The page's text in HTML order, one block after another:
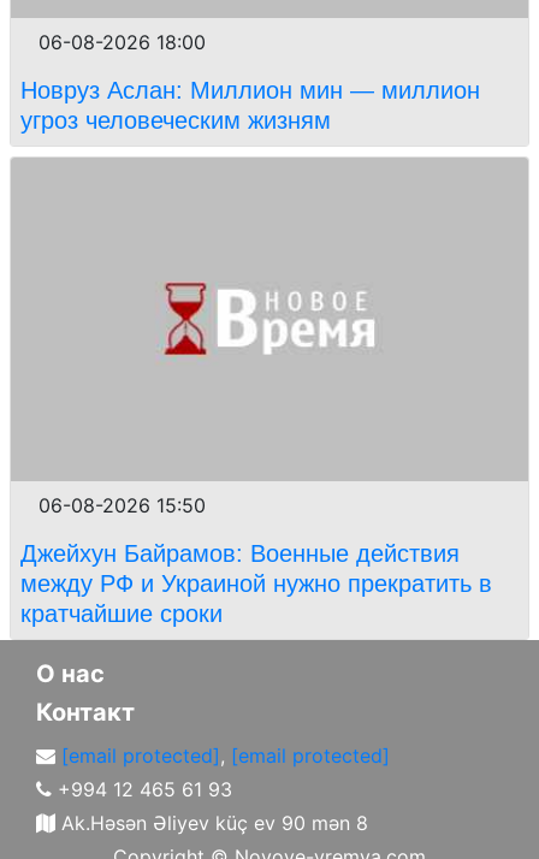
06-08-2026 18:00
Новруз Аслан: Миллион мин — миллион
угроз человеческим жизням
06-08-2026 15:50
Джейхун Байрамов: Военные действия
между РФ и Украиной нужно прекратить в
кратчайшие сроки
О нас
Контакт
[email protected], [email protected]
+994 12 465 61 93
Ak.Həsən Əliyev küç ev 90 mən 8